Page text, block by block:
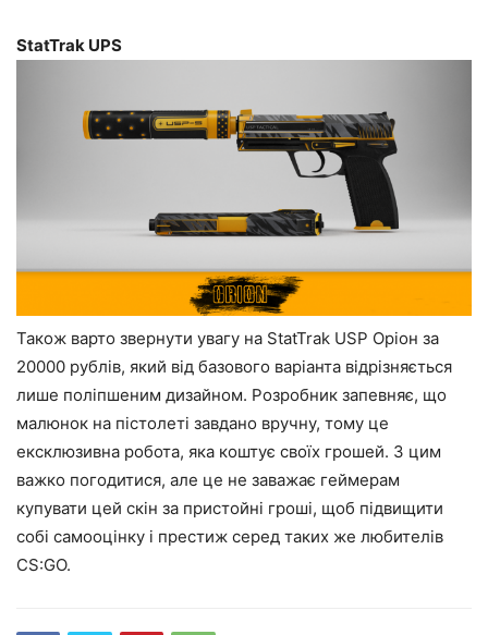
StatTrak UPS
Також варто звернути увагу на StatTrak USP Оріон за
20000 рублів, який від базового варіанта відрізняється
лише поліпшеним дизайном. Розробник запевняє, що
малюнок на пістолеті завдано вручну, тому це
ексклюзивна робота, яка коштує своїх грошей. З цим
важко погодитися, але це не заважає геймерам
купувати цей скін за пристойні гроші, щоб підвищити
собі самооцінку і престиж серед таких же любителів
CS:GO.